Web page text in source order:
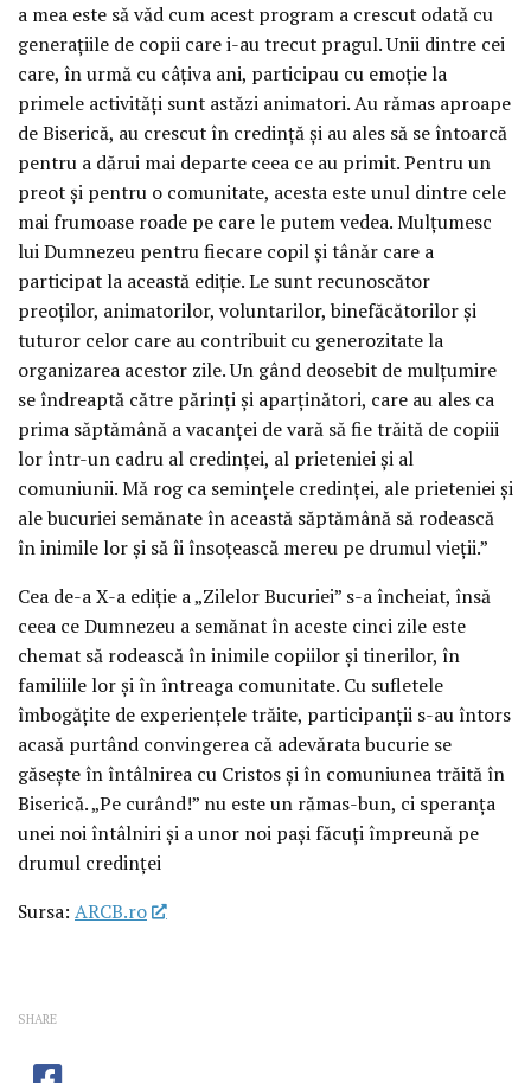
a mea este să văd cum acest program a crescut odată cu
generațiile de copii care i-au trecut pragul. Unii dintre cei
care, în urmă cu câțiva ani, participau cu emoție la
primele activități sunt astăzi animatori. Au rămas aproape
de Biserică, au crescut în credință și au ales să se întoarcă
pentru a dărui mai departe ceea ce au primit. Pentru un
preot și pentru o comunitate, acesta este unul dintre cele
mai frumoase roade pe care le putem vedea. Mulțumesc
lui Dumnezeu pentru fiecare copil și tânăr care a
participat la această ediție. Le sunt recunoscător
preoților, animatorilor, voluntarilor, binefăcătorilor și
tuturor celor care au contribuit cu generozitate la
organizarea acestor zile. Un gând deosebit de mulțumire
se îndreaptă către părinți și aparținători, care au ales ca
prima săptămână a vacanței de vară să fie trăită de copiii
lor într-un cadru al credinței, al prieteniei și al
comuniunii. Mă rog ca semințele credinței, ale prieteniei și
ale bucuriei semănate în această săptămână să rodească
în inimile lor și să îi însoțească mereu pe drumul vieții.”
Cea de-a X-a ediție a „Zilelor Bucuriei” s-a încheiat, însă
ceea ce Dumnezeu a semănat în aceste cinci zile este
chemat să rodească în inimile copiilor și tinerilor, în
familiile lor și în întreaga comunitate. Cu sufletele
îmbogățite de experiențele trăite, participanții s-au întors
acasă purtând convingerea că adevărata bucurie se
găsește în întâlnirea cu Cristos și în comuniunea trăită în
Biserică. „Pe curând!” nu este un rămas-bun, ci speranța
unei noi întâlniri și a unor noi pași făcuți împreună pe
drumul credinței
Sursa: ARCB.ro
SHARE